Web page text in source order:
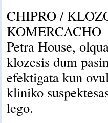
CHIPRO /
KOMERCACHO
Petra House,
klozesis dum
efektigata kun
kliniko
lego.